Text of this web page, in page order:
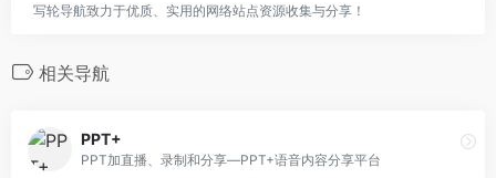
写轮导航致力于优质、实用的网络站点资源收集与分享！
相关导航
PPT+
PPT加直播、录制和分享—PPT+语音内容分享平台